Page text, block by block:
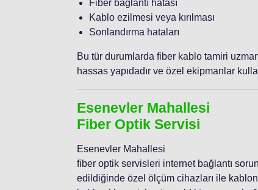
Fiber bağlantı hatası
Kablo ezilmesi veya kırılması
Sonlandırma hataları
Bu tür durumlarda fiber kablo tamiri
hassas yapıdadır ve özel ekipmanlar
Esenevler Mahallesi
Fiber Optik Servisi
Esenevler Mahallesi
fiber optik servisleri internet bağlantı
edildiğinde özel ölçüm cihazları ile